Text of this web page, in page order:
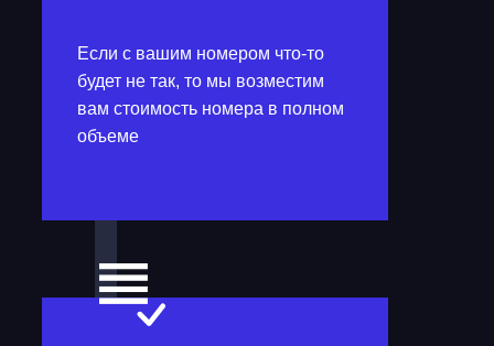
Если с вашим номером что-то
будет не так, то мы возместим
вам стоимость номера в полном
объеме